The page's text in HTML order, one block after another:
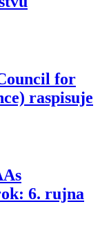
for
raspisuje
6. rujna